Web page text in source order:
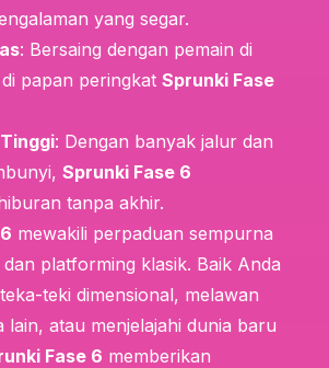
yang segar.
: Bersaing dengan pemain di
papan peringkat Sprunki Fase
: Dengan banyak jalur dan
Sprunki Fase 6
tanpa akhir.
mewakili perpaduan sempurna
platforming klasik. Baik Anda
teki dimensional, melawan
lain, atau menjelajahi dunia baru
Fase 6 memberikan